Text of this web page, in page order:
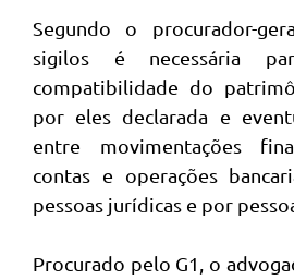
Segundo o procurador-
sigilos é necessária
compatibilidade do
por eles declarada e
entre movimentações
contas e operações
pessoas jurídicas e por
Procurado pelo G1, o